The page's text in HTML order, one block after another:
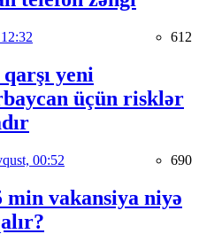
612
yeni
üçün risklər
00:52 690
min vakansiya niyə